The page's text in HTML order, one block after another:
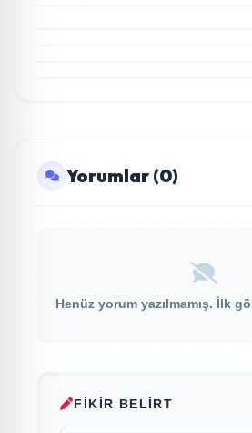
Yorumlar (0)
Henüz yorum yazılmamış. İlk
FIKIR BELIRT